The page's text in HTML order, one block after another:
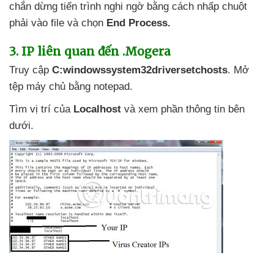
chắn dừng tiến trình nghi ngờ bằng cách nhấp chuột
phải vào file và chọn End Process.
3. IP liên quan đến .Mogera
Truy cập C:windowssystem32driversetchosts. Mở
tệp máy chủ bằng notepad.
Tìm vị trí của Localhost và xem phần thông tin bên
dưới.